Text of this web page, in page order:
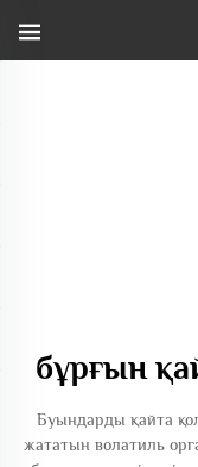
бұрғын
Буындарды қайта
жататын волатиль